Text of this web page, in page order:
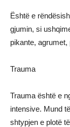
Është e
gjumin, si
pikante, agrumet,
Trauma
Trauma është e
intensive. Mund
shtypjen e plotë